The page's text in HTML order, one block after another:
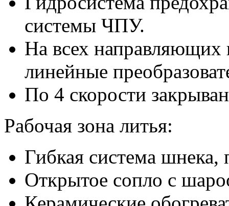
системы ЧПУ.
На всех направляющих
линейные
По 4 скорости
Рабочая зона литья:
Гибкая система
Открытое сопло с